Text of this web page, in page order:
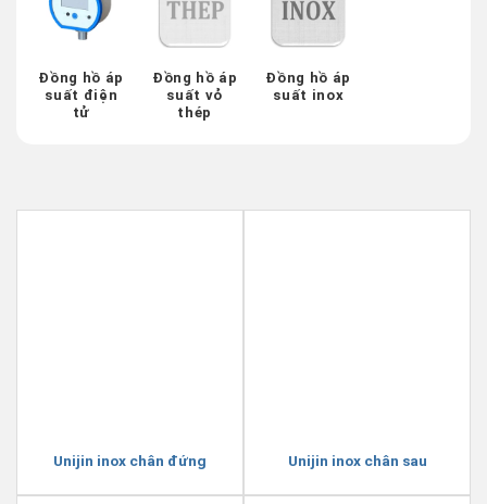
Đồng hồ áp
suất điện
tử
Đồng hồ áp
suất vỏ
thép
Đồng hồ áp
suất inox
Unijin inox chân đứng Unijin inox chân sau